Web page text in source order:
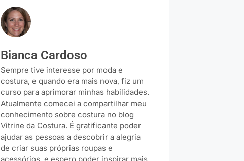
Bianca Cardoso
Sempre tive interesse por moda e
costura, e quando era mais nova, fiz um
curso para aprimorar minhas habilidades.
Atualmente comecei a compartilhar meu
conhecimento sobre costura no blog
Vitrine da Costura. É gratificante poder
ajudar as pessoas a descobrir a alegria
de criar suas próprias roupas e